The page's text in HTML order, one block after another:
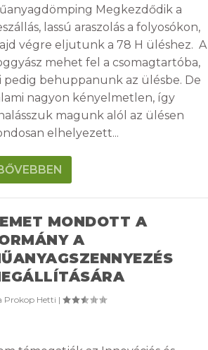
Megkezdődik a
lassú araszolás a folyosókon,
végre eljutunk a 78 H üléshez. A
mehet fel a csomagtartóba,
pedig behuppanunk az ülésbe. De
nagyon kényelmetlen, így
magunk alól az ülésen
elhelyezett...
MONDOTT A
A
Prokop Hetti |